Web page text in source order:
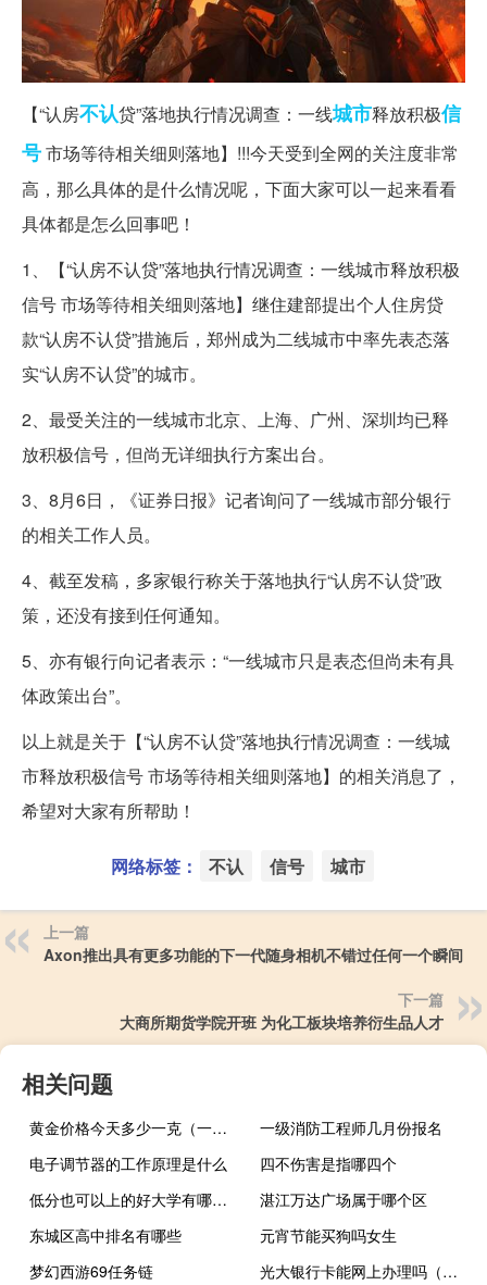
【“认房不认贷”落地执行情况调查：一线城市释放积极信
号市场等待相关细则落地】!!!今天受到全网的关注度非常
高，那么具体的是什么情况呢，下面大家可以一起来看看
具体都是怎么回事吧！
1、【“认房不认贷”落地执行情况调查：一线城市释放积极
信号 市场等待相关细则落地】继住建部提出个人住房贷
款“认房不认贷”措施后，郑州成为二线城市中率先表态落
实“认房不认贷”的城市。
2、最受关注的一线城市北京、上海、广州、深圳均已释
放积极信号，但尚无详细执行方案出台。
3、8月6日，《证券日报》记者询问了一线城市部分银行
的相关工作人员。
4、截至发稿，多家银行称关于落地执行“认房不认贷”政
策，还没有接到任何通知。
5、亦有银行向记者表示：“一线城市只是表态但尚未有具
体政策出台”。
以上就是关于【“认房不认贷”落地执行情况调查：一线城
市释放积极信号 市场等待相关细则落地】的相关消息了，
希望对大家有所帮助！
网络标签： 不认 信号 城市
上一篇
Axon推出具有更多功能的下一代随身相机不错过任何一个瞬间
下一篇
大商所期货学院开班 为化工板块培养衍生品人才
相关问题
黄金价格今天多少一克（一吨黄金值多少美元）
一级消防工程师几月份报名
电子调节器的工作原理是什么
四不伤害是指哪四个
低分也可以上的好大学有哪些呢
湛江万达广场属于哪个区
东城区高中排名有哪些
元宵节能买狗吗女生
梦幻西游69任务链
光大银行卡能网上办理吗（我想知道网上能办光大银行卡吗）